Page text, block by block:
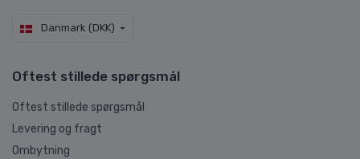
Danmark (DKK)
Oftest stillede spørgsmål
Oftest stillede spørgsmål
Levering og fragt
Ombytning